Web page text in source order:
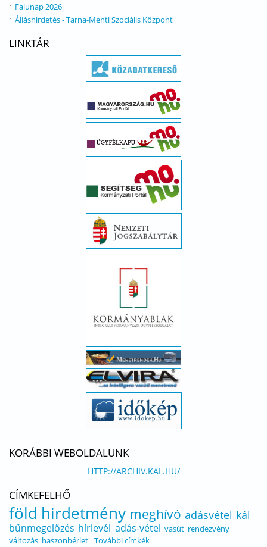
Falunap 2026
Álláshirdetés - Tarna-Menti Szociális Központ
LINKTÁR
KORÁBBI WEBOLDALUNK
HTTP://ARCHIV.KAL.HU/
CÍMKEFELHŐ
föld hirdetmény meghívó adásvétel kál
bűnmegelőzés hírlevél adás-vétel vasút rendezvény
változás haszonbérlet További címkék